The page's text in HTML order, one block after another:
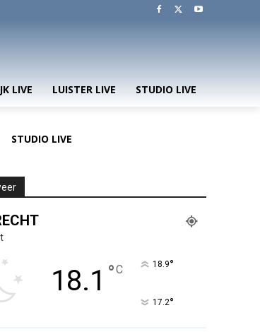
LIVE LUISTER LIVE STUDIO LIVE
STUDIO LIVE
18.1 °C 18.9°
17.2°